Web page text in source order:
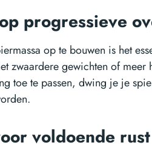
progressieve
op te bouwen is het
zwaardere gewichten of
toe te passen, dwing je je
voldoende